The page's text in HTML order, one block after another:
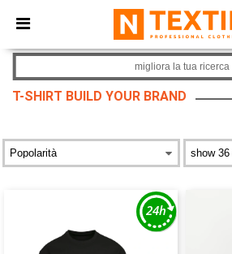
× App Ntextil
Prezzi migliori sull'app!
T-SHIRT BUILD YOUR BRAND
migliora la tua ricerca